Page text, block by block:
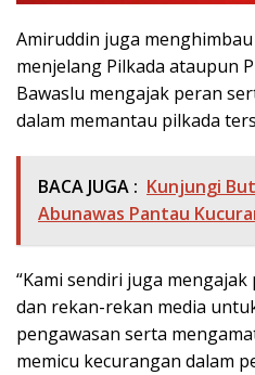
Amiruddin juga
menjelang Pilkada ataupun
Bawaslu mengajak peran
dalam memantau pilkada
BACA JUGA : Kunjungi
Abunawas Pantau
“Kami sendiri juga
dan rekan-rekan media
pengawasan serta
memicu kecurangan dalam